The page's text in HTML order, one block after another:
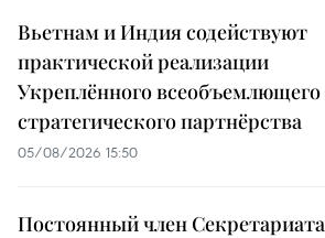
Вьетнам и Индия содействуют
практической реализации
Укреплённого всеобъемлющего
стратегического партнёрства
05/08/2026 15:50
Постоянный член Секретариата